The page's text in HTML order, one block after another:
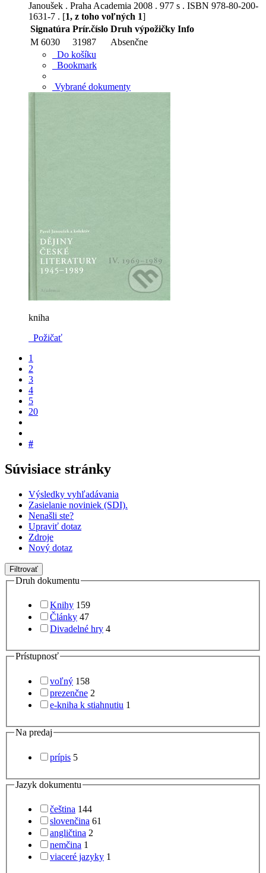
Janoušek . Praha Academia 2008 . 977 s . ISBN 978-80-200-
1631-7 . [1, z toho voľných 1]
Signatúra Prír.číslo Druh výpožičky Info
M 6030
31987
Absenčne
Do košíku
Bookmark
Vybrané dokumenty
kniha
Požičať
1
2
3
4
5
20
#
Súvisiace stránky
Výsledky vyhľadávania
Zasielanie noviniek (SDI).
Nenašli ste?
Upraviť dotaz
Zdroje
Nový dotaz
Filtrovať
Druh dokumentu
Knihy 159
Články 47
Divadelné hry 4
Prístupnosť
voľný 158
prezenčne 2
e-kniha k stiahnutiu 1
Na predaj
prípis 5
Jazyk dokumentu
čeština 144
slovenčina 61
angličtina 2
nemčina 1
viaceré jazyky 1